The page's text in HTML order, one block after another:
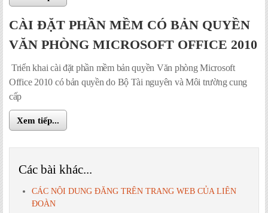
CÀI ĐẶT PHẦN MỀM CÓ BẢN QUYỀN
VĂN PHÒNG MICROSOFT OFFICE 2010
Triển khai cài đặt phần mềm bản quyền Văn phòng Microsoft
Office 2010 có bản quyền do Bộ Tài nguyên và Môi trường cung
cấp
Xem tiếp...
Các bài khác...
CÁC NỘI DUNG ĐĂNG TRÊN TRANG WEB CỦA LIÊN
ĐOÀN